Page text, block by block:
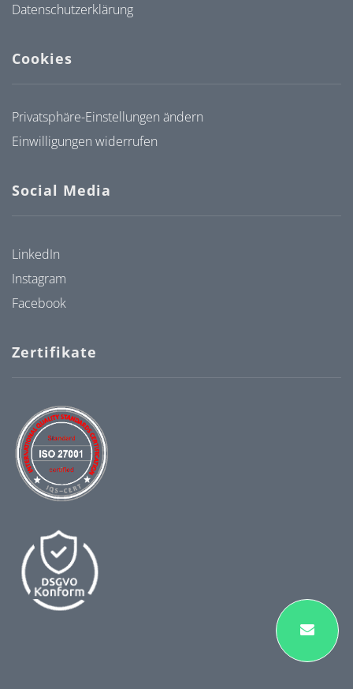
Datenschutzerklärung
Cookies
Privatsphäre-Einstellungen ändern
Einwilligungen widerrufen
Social Media
LinkedIn
Instagram
Facebook
Zertifikate